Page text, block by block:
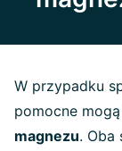
W przypadku
pomocne
magnezu. Oba